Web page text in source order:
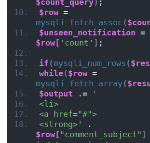
$count_query) ;
$row
mysqli_fetch_assoc (
$unseen_notification
$row[ 'count' ] ;
if (mysqli_num_rows (
while($row
mysqli_fetch_array(
$output .=
'
<li>
<a href="#">
<strong>'
$row[ "comment_subject" ]